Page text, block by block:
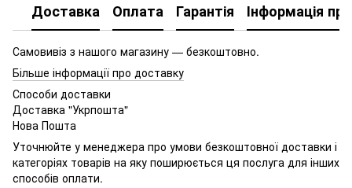
Доставка Оплата Гарантія Інформація
Самовивіз з нашого магазину — безкоштовно.
Більше інформації про доставку
Способи доставки
Доставка "Укрпошта"
Нова Пошта
Уточнюйте у менеджера про умови безкоштовної доставки і
категоріях товарів на яку поширюється ця послуга для інших
способів оплати.